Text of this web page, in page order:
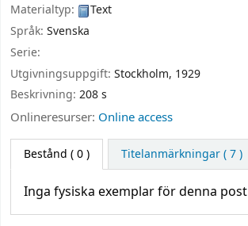
Materialtyp:
Text
Språk: Svenska
Serie:
Utgivningsuppgift: Stockholm, 1929
Beskrivning: 208 s
Onlineresurser: Online access
Bestånd ( 0 ) Titelanmärkningar ( 7 )
Inga fysiska exemplar för denna post